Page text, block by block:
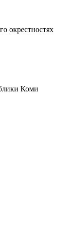
окрестностях
Коми